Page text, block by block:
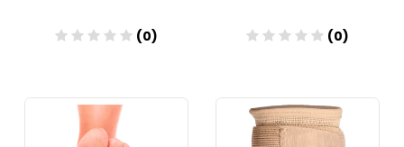
(0)
Añadir
(0)
Añadir